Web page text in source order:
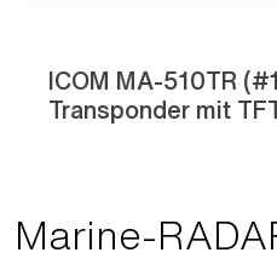
ICOM MA-510TR
Transponder mit
Marine-